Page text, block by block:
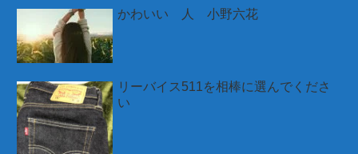
かわいい 人 小野六花
リーバイス511を相棒に選んでくださ
い